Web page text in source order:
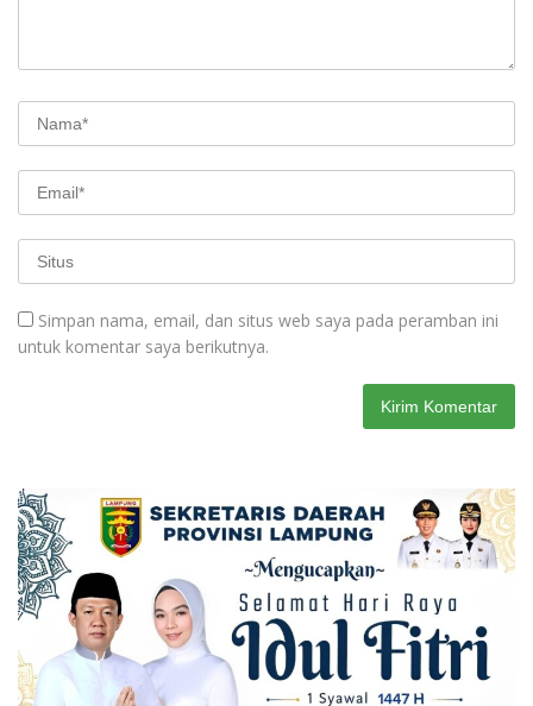
Simpan nama, email, dan situs web saya pada peramban ini
untuk komentar saya berikutnya.